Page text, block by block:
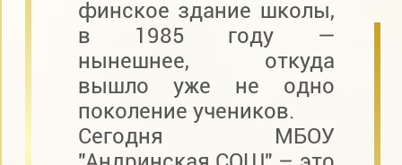
финское здание школы,
в 1985 году —
нынешнее, откуда
вышло уже не одно
поколение учеников.
Сегодня МБОУ